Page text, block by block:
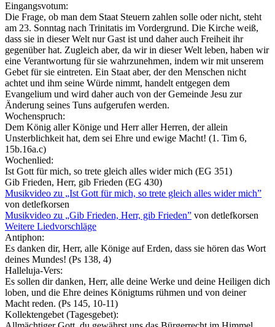
Eingangsvotum:
Die Frage, ob man dem Staat Steuern zahlen solle oder nicht, steht
am 23. Sonntag nach Trinitatis im Vordergrund. Die Kirche weiß,
dass sie in dieser Welt nur Gast ist und daher auch Freiheit ihr
gegenüber hat. Zugleich aber, da wir in dieser Welt leben, haben wir
eine Verantwortung für sie wahrzunehmen, indem wir mit unserem
Gebet für sie eintreten. Ein Staat aber, der den Menschen nicht
achtet und ihm seine Würde nimmt, handelt entgegen dem
Evangelium und wird daher auch von der Gemeinde Jesu zur
Änderung seines Tuns aufgerufen werden.
Wochenspruch:
Dem König aller Könige und Herr aller Herren, der allein
Unsterblichkeit hat, dem sei Ehre und ewige Macht! (1. Tim 6,
15b.16a.c)
Wochenlied:
Ist Gott für mich, so trete gleich alles wider mich (EG 351)
Gib Frieden, Herr, gib Frieden (EG 430)
Musikvideo zu „Ist Gott für mich, so trete gleich alles wider mich”
von detlefkorsen
Musikvideo zu „Gib Frieden, Herr, gib Frieden” von detlefkorsen
Weitere Liedvorschläge
Antiphon:
Es danken dir, Herr, alle Könige auf Erden, dass sie hören das Wort
deines Mundes! (Ps 138, 4)
Halleluja-Vers:
Es sollen dir danken, Herr, alle deine Werke und deine Heiligen dich
loben, und die Ehre deines Königtums rühmen und von deiner
Macht reden. (Ps 145, 10-11)
Kollektengebet (Tagesgebet):